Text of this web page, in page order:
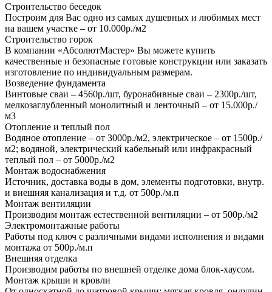
Строительство беседок
Построим для Вас одно из самых душевных и любимых мест
на вашем участке – от 10.000р./м2
Строительство горок
В компании «АбсолютМастер» Вы можете купить
качественные и безопасные готовые конструкции или заказать
изготовление по индивидуальным размерам.
Возведение фундамента
Винтовые сваи – 4560р./шт, буронабивные сваи – 2300р./шт,
мелкозаглубленный монолитный и ленточный – от 15.000р./
м3
Отопление и теплый пол
Водяное отопление – от 3000р./м2, электрическое – от 1500р./
м2; водяной, электрический кабельный или инфракрасный
теплый пол – от 5000р./м2
Монтаж водоснабжения
Источник, доставка воды в дом, элементы подготовки, внутр.
и внешняя канализация и т.д. от 500р./м.п
Монтаж вентиляции
Производим монтаж естественной вентиляции – от 500р./м2
Электромонтажные работы
Работы под ключ с различными видами исполнения и видами
монтажа от 500р./м.п
Внешняя отделка
Производим работы по внешней отделке дома блок-хаусом.
Монтаж крыши и кровли